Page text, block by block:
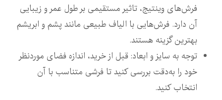
فرش‌های وینتیج، تاثیر مستقیمی بر طول عمر و زیبایی
آن دارد. فرش‌هایی با الیاف طبیعی مانند پشم و ابریشم
بهترین گزینه هستند.
توجه به سایز و ابعاد: قبل از خرید، اندازه فضای موردنظر
خود را به‌دقت بررسی کنید تا فرشی متناسب با آن
انتخاب کنید.